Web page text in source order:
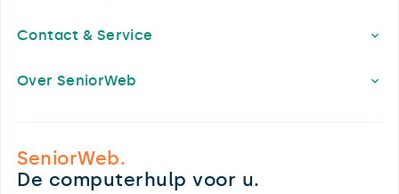
Contact & Service
Over SeniorWeb
SeniorWeb.
De computerhulp voor u.